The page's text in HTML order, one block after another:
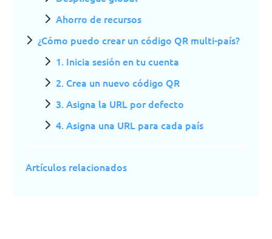
Ahorro de recursos
¿Cómo puedo crear un código QR multi-país?
1. Inicia sesión en tu cuenta
2. Crea un nuevo código QR
3. Asigna la URL por defecto
4. Asigna una URL para cada país
Artículos relacionados